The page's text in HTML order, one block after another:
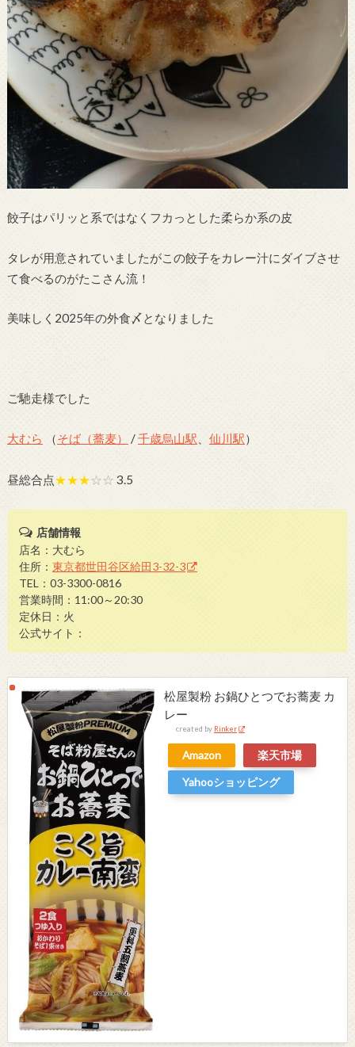
餃子はパリッと系ではなくフカっとした柔らか系の皮
タレが用意されていましたがこの餃子をカレー汁にダイブさせ
て食べるのがたこさん流！
美味しく2025年の外食〆となりました
ご馳走様でした
大むら （そば（蕎麦） /千歳烏山駅 仙川駅）
昼総合点★★★☆☆ 3.5
店舗情報
店名：大むら
住所：東京都世田谷区給田3-32-3
TEL：03-3300-0816
営業時間：11:00～20:30
定休日：火
公式サイト：
松屋製粉 お鍋ひとつでお蕎麦 カ
レー
created by Rinker
Amazon
楽天市場
Yahooショッピング